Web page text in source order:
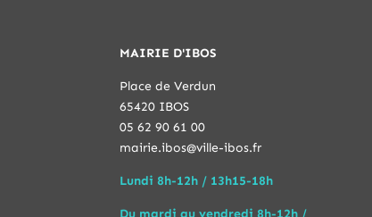
MAIRIE D'IBOS
Place de Verdun
65420 IBOS
05 62 90 61 00
mairie.ibos@ville-ibos.fr
Lundi 8h-12h / 13h15-18h